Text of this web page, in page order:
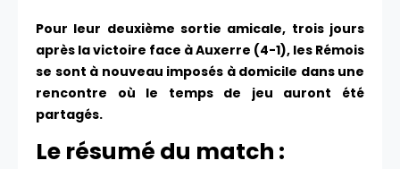
Pour leur deuxième sortie amicale, trois jours
après la victoire face à Auxerre (4-1), les Rémois
se sont à nouveau imposés à domicile dans une
rencontre où le temps de jeu auront été
partagés.
Le résumé du match :